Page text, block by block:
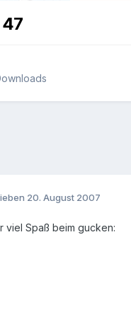
20. August 2007
viel Spaß beim gucken: